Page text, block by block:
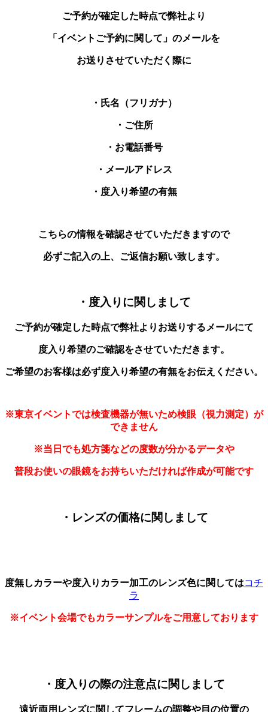
ご予約が確定した時点で弊社より
「イベントご予約に関して」のメールを
お送りさせていただく際に
・氏名（フリガナ）
・ご住所
・お電話番号
・メールアドレス
・度入り希望の有無
こちらの情報を確認させていただきますので
必ずご記入の上、ご返信お願い致します。
・度入りに関しまして
ご予約が確定した時点で弊社よりお送りするメールにて
度入り希望のご確認をさせていただきます。
ご希望のお客様は必ず度入り希望の有無をお伝えください。
※東京イベントでは検査機器が無いため検眼（視力測定）が
できません
※当日でも処方箋などの度数が分かるデータや
普段お使いの眼鏡をお持ちいただければ作成が可能です
・レンズの価格に関しまして
度無しカラーや度入りカラー加工のレンズ色に関してはコチ
ラ
※イベント会場でもカラーサンプルをご用意しております
・度入りの際の注意点に関しまして
遠近両用レンズに関してフレームの調整や 目の位置の